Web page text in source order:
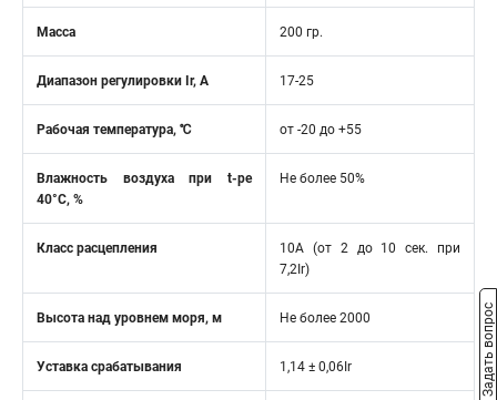
Масса 200 гр.
Диапазон регулировки Ir, А 17-25
Рабочая температура, ℃ от -20 до +55
Влажность воздуха при t-ре
40°C, %
Не более 50%
Класс расцепления
10A (от 2 до 10 сек. при
7,2Ir)
Высота над уровнем моря, м Не более 2000
Уставка срабатывания 1,14 ± 0,06Ir Задать вопрос